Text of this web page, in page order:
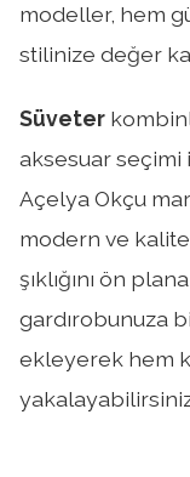
modeller, hem
stilinize değer
Süveter
aksesuar seçimi
Açelya Okçu
modern ve
şıklığını ön
gardırobunuza
ekleyerek hem